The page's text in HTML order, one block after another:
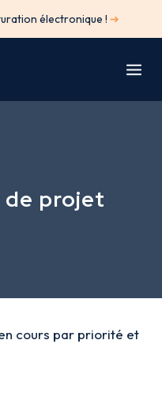
électronique ! ➔
de projet
cours par priorité et